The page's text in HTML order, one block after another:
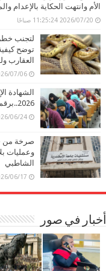
الأم وانتهت الحكاية بالإعدام
2026/07/20 11:25:24 صباحًا
لتجنب
توضح
العقارب
2026/07/06
الشهادة
2026..برقم جلوسك اعرف نتيجتك
2026/06/24 2:26:43
صرخة من
وعمليات
الشاطبي
2026/06/17 10:02:58
أخبار في صور